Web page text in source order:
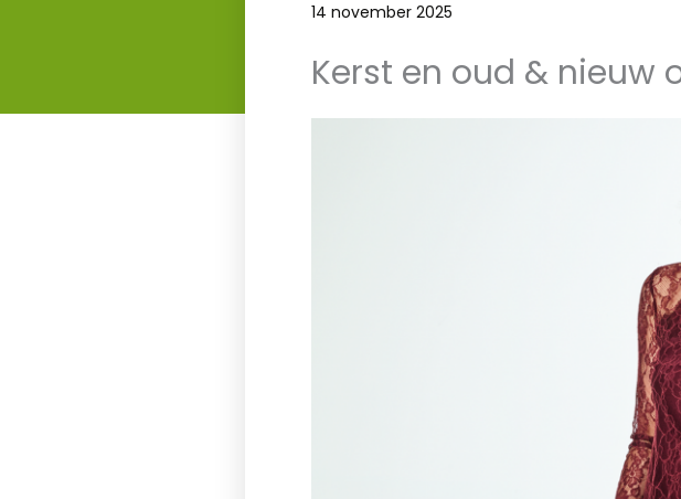
14 november 2025
Kerst en oud & nieuw